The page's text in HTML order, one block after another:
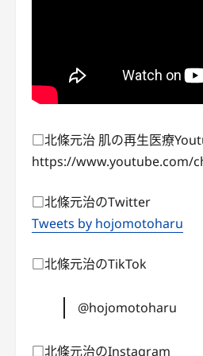
□北條元治 肌の再生医療
https://www.youtube.com/
□北條元治のTwitter
Tweets by hojomotoharu
□北條元治のTikTok
@hojomotoharu
□北條元治のInstagram